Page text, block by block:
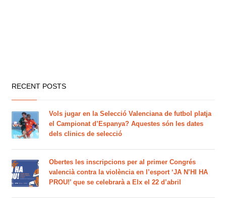
RECENT POSTS
Vols jugar en la Selecció Valenciana de futbol platja
el Campionat d’Espanya? Aquestes són les dates
dels clinics de selecció
Obertes les inscripcions per al primer Congrés
valencià contra la violència en l’esport ‘JA N’HI HA
PROU!’ que se celebrarà a Elx el 22 d’abril